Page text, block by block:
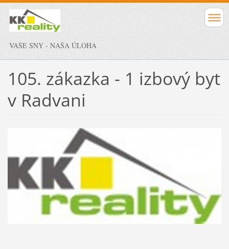
VAŠE SNY - NAŠA ÚLOHA
105. zákazka - 1 izbový byt
v Radvani